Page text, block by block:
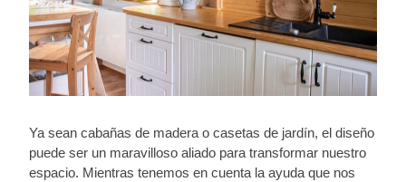
Ya sean cabañas de madera o casetas de jardín, el diseño
puede ser un maravilloso aliado para transformar nuestro
espacio. Mientras tenemos en cuenta la ayuda que nos